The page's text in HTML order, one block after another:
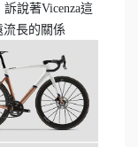
說著Vicenza這
流長的關係